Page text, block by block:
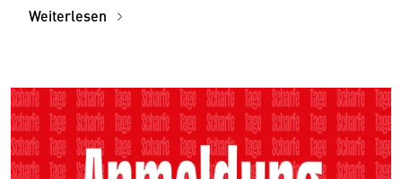
Weiterlesen